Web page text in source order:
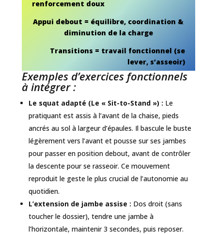
renforcement doux
Appui debout = équilibre, coordination &
diminution de la charge
Transitions = travail fonctionnel (se
lever, s’asseoir)
Exemples d’exercices fonctionnels
à intégrer :
Le squat adapté (Le « Sit-to-Stand ») : Le
pratiquant est assis à l’avant de la chaise, pieds
ancrés au sol à largeur d’épaules. Il bascule le buste
légèrement vers l’avant et pousse sur ses jambes
pour passer en position debout, avant de contrôler
la descente pour se rasseoir. Ce mouvement
reproduit le geste le plus crucial de l’autonomie au
quotidien.
L’extension de jambe assise : Dos droit (sans
toucher le dossier), tendre une jambe à
l’horizontale, maintenir 3 secondes, puis reposer.